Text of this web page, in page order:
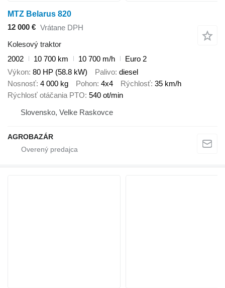
MTZ Belarus 820
12 000 € Vrátane DPH
Kolesový traktor
2002
10 700 km 10 700 m/h
Euro 2
Výkon 80 HP (58.8 kW) Palivo diesel
Nosnosť 4 000 kg Pohon 4x4 Rýchlosť 35 km/h
Rýchlosť otáčania PTO 540 ot/min
Slovensko, Velke Raskovce
AGROBAZÁR